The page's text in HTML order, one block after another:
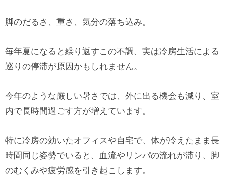
脚のだるさ、重さ、気分の落ち込み。
毎年夏になると繰り返すこの不調、実は冷房生活による
巡りの停滞が原因かもしれません。
今年のような厳しい暑さでは、外に出る機会も減り、室
内で長時間過ごす方が増えています。
特に冷房の効いたオフィスや自宅で、体が冷えたまま長
時間同じ姿勢でいると、血流やリンパの流れが滞り、脚
のむくみや疲労感を引き起こします。